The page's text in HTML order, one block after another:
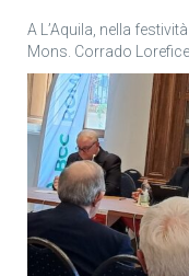
A L’Aquila, nella
Mons. Corrado